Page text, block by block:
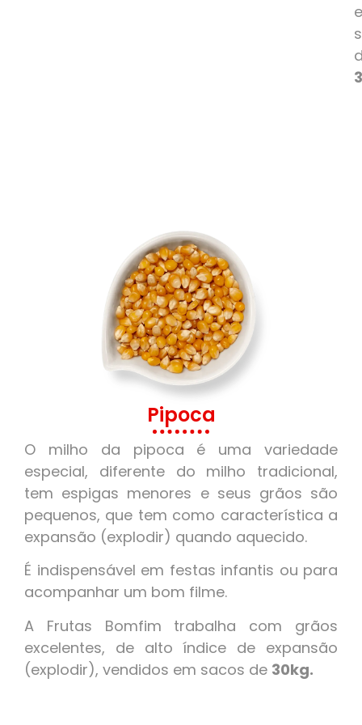
Pipoca
O milho da pipoca é uma variedade
especial, diferente do milho tradicional,
tem espigas menores e seus grãos são
pequenos, que tem como característica a
expansão (explodir) quando aquecido.
É indispensável em festas infantis ou para
acompanhar um bom filme.
A Frutas Bomfim trabalha com grãos
excelentes, de alto índice de expansão
(explodir), vendidos em sacos de 30kg.